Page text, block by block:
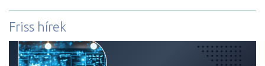
Friss hírek